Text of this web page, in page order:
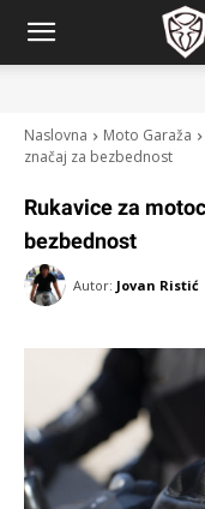
Naslovna Moto Garaža
značaj za bezbednost
Rukavice za
bezbednost
Autor: Jovan Ristić